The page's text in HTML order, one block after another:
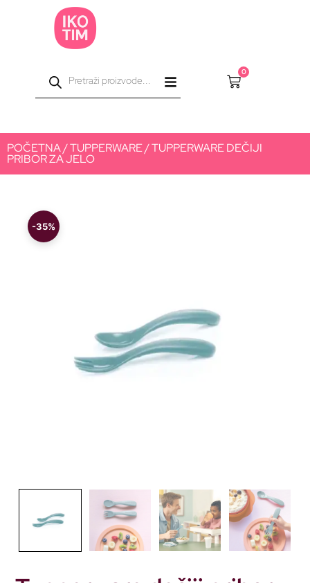
0
POČETNA/TUPPERWARE/ TUPPERWARE DEČIJI
PRIBOR ZA JELO
-35%